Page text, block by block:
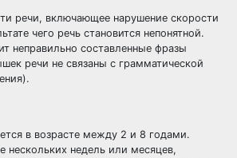
речи, включающее нарушение скорости
чего речь становится непонятной.
неправильно составленные фразы
речи не связаны с грамматической
в возрасте между 2 и 8 годами.
нескольких недель или месяцев,